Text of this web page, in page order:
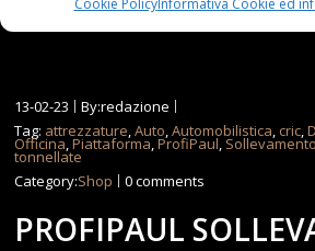
13-02-23
By:redazione
Tag: attrezzature,Auto,Automobilistica, cric,
Officina,Piattaforma,ProfiPaul, Sollevamento
tonnellate
Category:Shop 0 comments
PROFIPAUL